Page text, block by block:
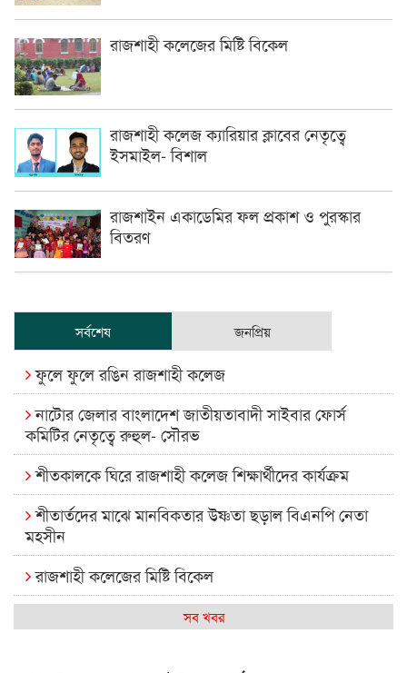
রাজশাহী কলেজের মিষ্টি বিকেল
রাজশাহী কলেজ ক্যারিয়ার ক্লাবের নেতৃত্বে
ইসমাইল- বিশাল
রাজশাইন একাডেমির ফল প্রকাশ ও পুরস্কার
বিতরণ
সর্বশেষ জনপ্রিয়
ফুলে ফুলে রঙিন রাজশাহী কলেজ
নাটোর জেলার বাংলাদেশ জাতীয়তাবাদী সাইবার ফোর্স
কমিটির নেতৃত্বে রুহুল- সৌরভ
শীতকালকে ঘিরে রাজশাহী কলেজ শিক্ষার্থীদের কার্যক্রম
শীতার্তদের মাঝে মানবিকতার উষ্ণতা ছড়াল বিএনপি নেতা
মহসীন
রাজশাহী কলেজের মিষ্টি বিকেল
কেমন আছে আমাদের দেশের মধ্যবিত্তরা
সব খবর